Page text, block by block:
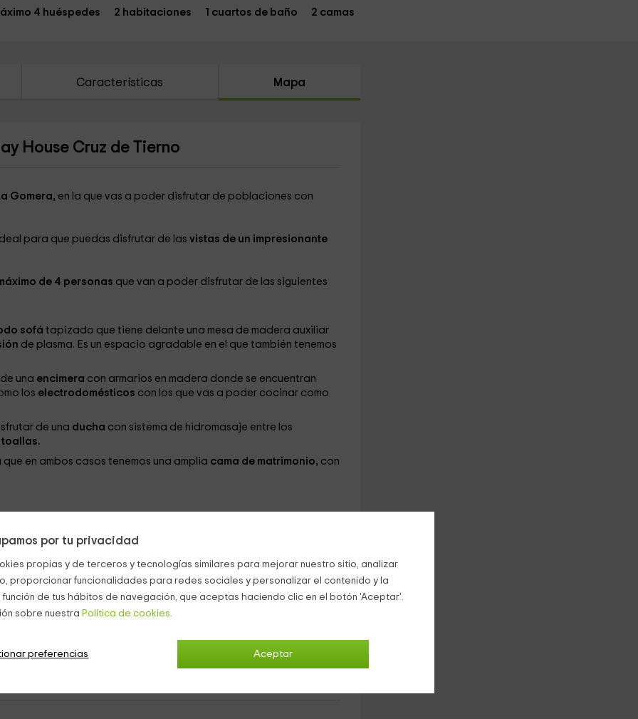
por tu privacidad
propias y de terceros y tecnologías similares para mejorar nuestro sitio, analizar
proporcionar funcionalidades para redes sociales y personalizar el contenido y la
de tus hábitos de navegación, que aceptas haciendo clic en el botón 'Aceptar'.
sobre nuestra Política de cookies.
Aceptar
preferencias
4 huéspedes 2 habitaciones 1 cuartos de baño 2 camas
Características Mapa
House Cruz de Tierno
Gomera, en la que vas a poder disfrutar de poblaciones con
para que puedas disfrutar de las vistas de un impresionante
de 4 personas que van a poder disfrutar de las siguientes
sofá tapizado que tiene delante una mesa de madera auxiliar
de plasma. Es un espacio agradable en el que también tenemos
una encimera con armarios en madera donde se encuentran
los electrodomésticos con los que vas a poder cocinar como
de una ducha con sistema de hidromasaje entre los
toallas.
en ambos casos tenemos una amplia cama de matrimonio, con
disfrutar.
House Cruz de Tierno
(Casa Rural de